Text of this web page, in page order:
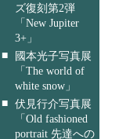
ズ復刻第2弾
「New Jupiter
3+」
■
國本光子写真展
「The world of
white snow」
■ 伏見行介写真展
「Old fashioned
portrait 先達への